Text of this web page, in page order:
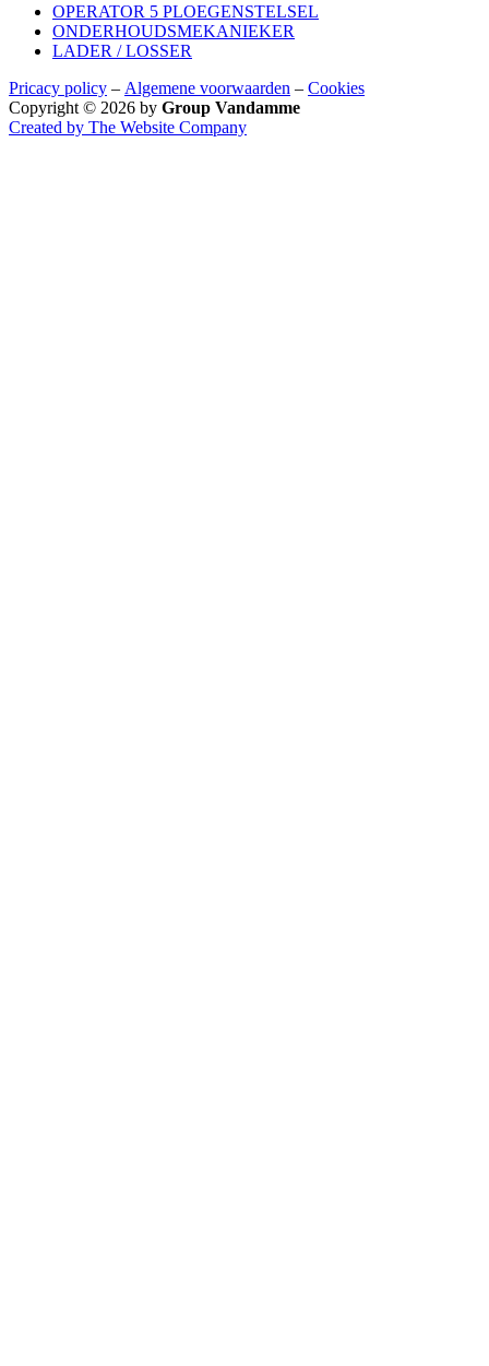
OPERATOR 5 PLOEGENSTELSEL
ONDERHOUDSMEKANIEKER
LADER / LOSSER
Pricacy policy – Algemene voorwaarden – Cookies
Copyright © 2026 by Group Vandamme
Created by The Website Company